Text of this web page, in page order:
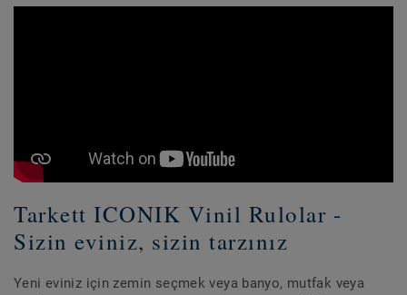
Tarkett ICONIK Vinil Rulolar -
Sizin eviniz, sizin tarzınız
Yeni eviniz için zemin seçmek veya banyo, mutfak veya